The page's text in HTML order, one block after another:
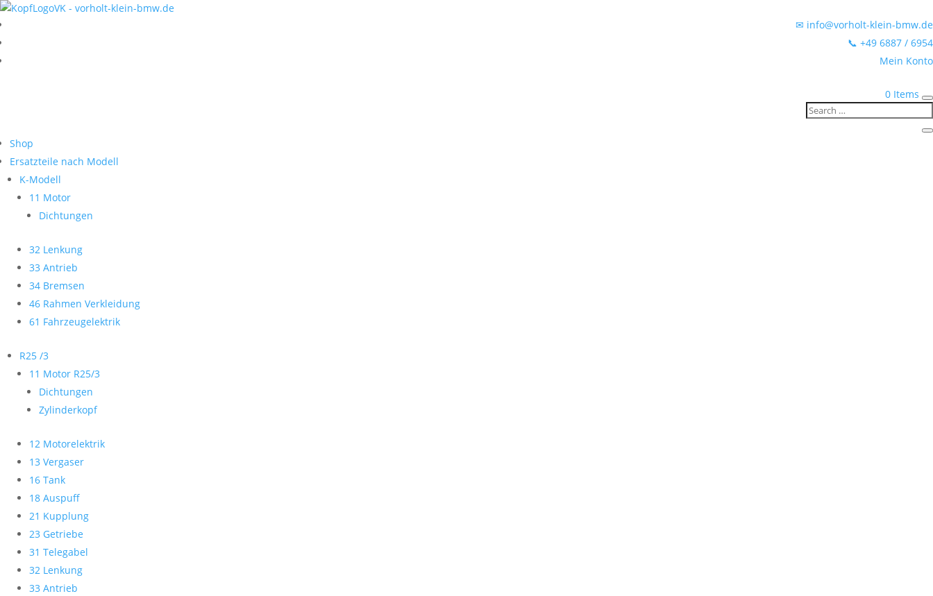
✉ info@vorholt-klein-bmw.de
📞 +49 6887 / 6954
Mein Konto
0 Items
Shop
Ersatzteile nach Modell
K-Modell
11 Motor
Dichtungen
32 Lenkung
33 Antrieb
34 Bremsen
46 Rahmen Verkleidung
61 Fahrzeugelektrik
R25 /3
11 Motor R25/3
Dichtungen
Zylinderkopf
12 Motorelektrik
13 Vergaser
16 Tank
18 Auspuff
21 Kupplung
23 Getriebe
31 Telegabel
32 Lenkung
33 Antrieb